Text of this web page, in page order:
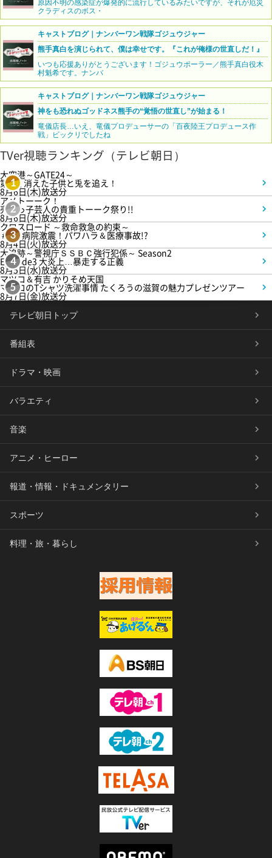
原因不明の感染症が爆発的に流行しているみたいですが、それが厄災
クラディスのボス・
キャストブログ｜ナンバーワン戦隊ゴジュウジャー
熊手真白を演じられて、僕は幸せです。『これが俺様の世直しだ！』
いつも応援ありがとうございます！ゴジュウポーラー／熊手真白役木
村魁希です。ナンバ
キャストブログ｜ナンバーワン戦隊ゴジュウジャー
神をも恐れぬゴッドネス熊手の“覚悟の世直し”が始まる！
竜儀店長…いえ、竜儀プロデューサーの「百夜陸王プロデュース作
戦」ビックリでしたね
TVer視聴ランキング（テレビ朝日）
1
大空港～GATE24～
第3話 消えた子供と兎を追え！
8月6日(木)放送分
2
アメトーーク！
売れっ子芸人の貴重トーーク祭り!!
8月6日(木)放送分
3
クロスロード ～救命救急の約束～
＃5 病院激震！パワハラ＆医療事故!?
8月4日(火)放送分
4
大追跡～警視庁ＳＳＢＣ強行犯係～ Season2
Episode3 大炎上…暴走する正義
8月5日(水)放送分
5
マツコ＆有吉 かりそめ天国
マツコのTシャツ洗濯事情 たくろうの滋賀の魅力プレゼンツアー
8月7日(金)放送分
テレビ朝日トップ
番組表
ドラマ・映画
バラエティ
音楽
アニメ・ヒーロー
報道・情報・ドキュメンタリー
スポーツ
料理・旅・暮らし